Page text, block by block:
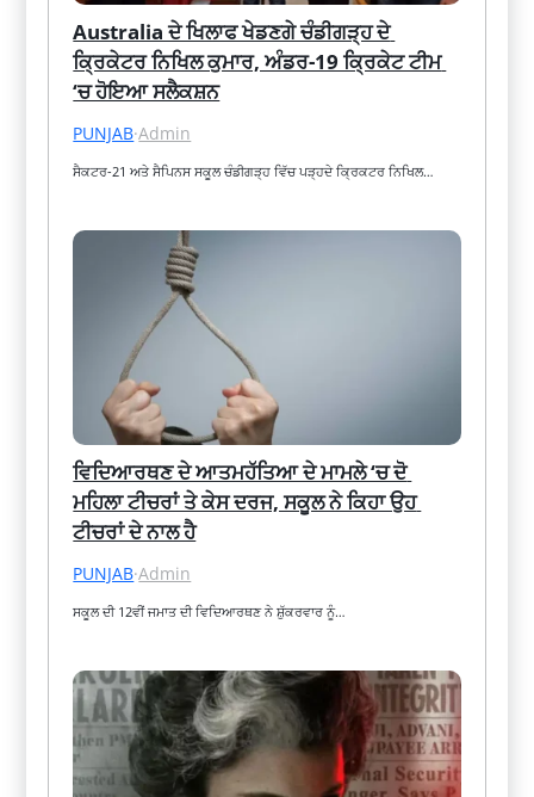
Australia ਦੇ ਖਿਲਾਫ ਖੇਡਣਗੇ ਚੰਡੀਗੜ੍ਹ ਦੇ
ਕ੍ਰਿਕੇਟਰ ਨਿਖਿਲ ਕੁਮਾਰ, ਅੰਡਰ-19 ਕ੍ਰਿਕੇਟ ਟੀਮ
‘ਚ ਹੋਇਆ ਸਲੈਕਸ਼ਨ
PUNJAB·Admin
ਸੈਕਟਰ-21 ਅਤੇ ਸੈਪਿਨਸ ਸਕੂਲ ਚੰਡੀਗੜ੍ਹ ਵਿੱਚ ਪੜ੍ਹਦੇ ਕ੍ਰਿਕਟਰ ਨਿਖਿਲ…
ਵਿਦਿਆਰਥਣ ਦੇ ਆਤਮਹੱਤਿਆ ਦੇ ਮਾਮਲੇ ‘ਚ ਦੋ
ਮਹਿਲਾ ਟੀਚਰਾਂ ਤੇ ਕੇਸ ਦਰਜ, ਸਕੂਲ ਨੇ ਕਿਹਾ ਉਹ
ਟੀਚਰਾਂ ਦੇ ਨਾਲ ਹੈ
PUNJAB·Admin
ਸਕੂਲ ਦੀ 12ਵੀਂ ਜਮਾਤ ਦੀ ਵਿਦਿਆਰਥਣ ਨੇ ਸ਼ੁੱਕਰਵਾਰ ਨੂੰ…